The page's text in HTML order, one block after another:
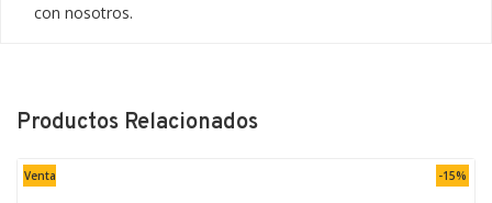
con nosotros.
Productos Relacionados
Venta -15%